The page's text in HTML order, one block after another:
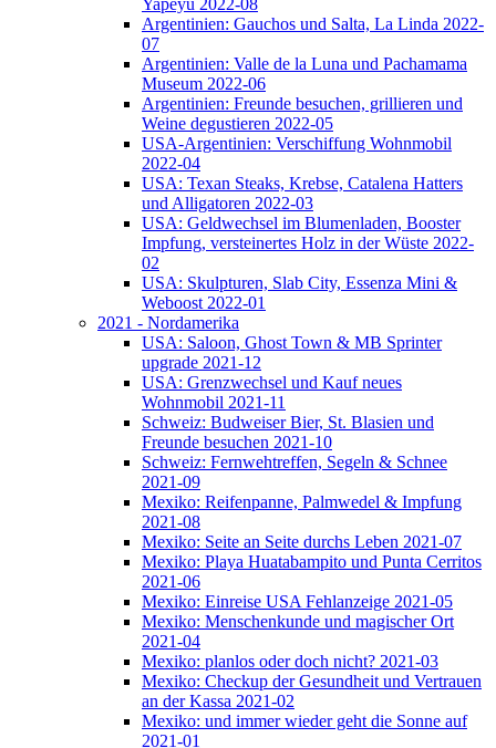
Yapeyú 2022-08
Argentinien: Gauchos und Salta, La Linda 2022-
07
Argentinien: Valle de la Luna und Pachamama
Museum 2022-06
Argentinien: Freunde besuchen, grillieren und
Weine degustieren 2022-05
USA-Argentinien: Verschiffung Wohnmobil
2022-04
USA: Texan Steaks, Krebse, Catalena Hatters
und Alligatoren 2022-03
USA: Geldwechsel im Blumenladen, Booster
Impfung, versteinertes Holz in der Wüste 2022-
02
USA: Skulpturen, Slab City, Essenza Mini &
Weboost 2022-01
2021 - Nordamerika
USA: Saloon, Ghost Town & MB Sprinter
upgrade 2021-12
USA: Grenzwechsel und Kauf neues
Wohnmobil 2021-11
Schweiz: Budweiser Bier, St. Blasien und
Freunde besuchen 2021-10
Schweiz: Fernwehtreffen, Segeln & Schnee
2021-09
Mexiko: Reifenpanne, Palmwedel & Impfung
2021-08
Mexiko: Seite an Seite durchs Leben 2021-07
Mexiko: Playa Huatabampito und Punta Cerritos
2021-06
Mexiko: Einreise USA Fehlanzeige 2021-05
Mexiko: Menschenkunde und magischer Ort
2021-04
Mexiko: planlos oder doch nicht? 2021-03
Mexiko: Checkup der Gesundheit und Vertrauen
an der Kassa 2021-02
Mexiko: und immer wieder geht die Sonne auf
2021-01